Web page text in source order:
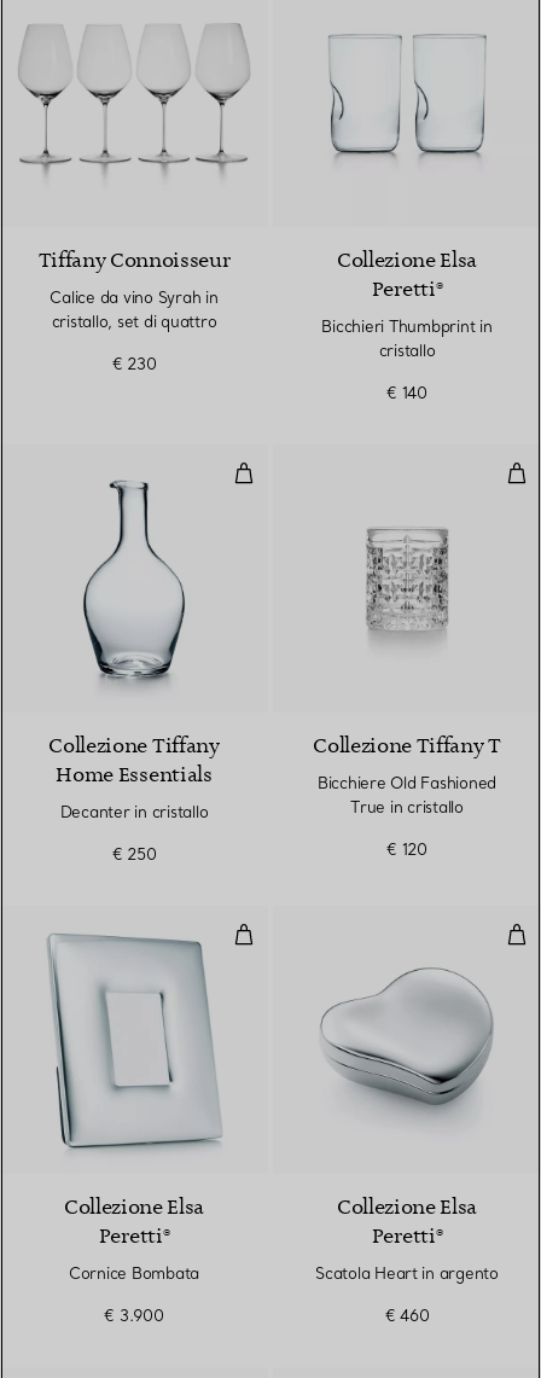
Tiffany Connoisseur
Calice da vino Syrah in
cristallo, set di quattro
€ 230
Collezione Elsa
Peretti®
Bicchieri Thumbprint in
cristallo
€ 140
Decanter in cristallo
Collezione Tiffany
Home Essentials
Decanter in cristallo
€ 250
Collezione Tiffany T
Bicchiere Old Fashioned
True in cristallo
€ 120
Cornice Bombata
Collezione Elsa
Peretti®
Cornice Bombata
€ 3.900
Collezione Elsa
Peretti®
Scatola Heart in argento
€ 460